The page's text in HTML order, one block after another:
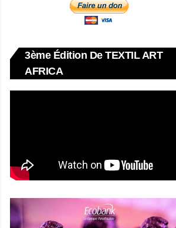
3ème Édition De TEXTIL ART
AFRICA